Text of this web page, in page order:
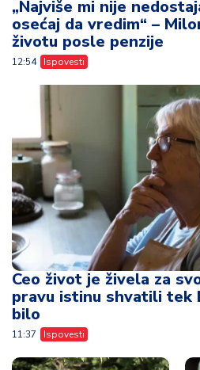
„Najviše mi nije
osećaj da vredim“ –
životu posle penzije
12:54 Ispovesti
Ceo život je živela za
pravu istinu shvatili tek
bilo
11:37 Ispovesti